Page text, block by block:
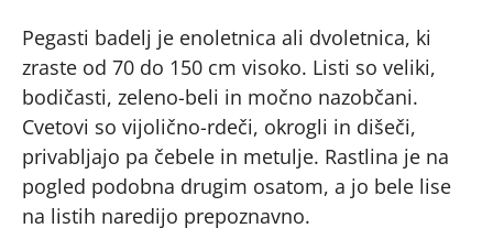
Pegasti badelj je enoletnica ali dvoletnica, ki
zraste od 70 do 150 cm visoko. Listi so veliki,
bodičasti, zeleno-beli in močno nazobčani.
Cvetovi so vijolično-rdeči, okrogli in dišeči,
privabljajo pa čebele in metulje. Rastlina je na
pogled podobna drugim osatom, a jo bele lise
na listih naredijo prepoznavno.